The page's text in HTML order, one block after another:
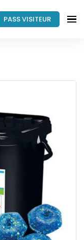
PASS VISITEUR